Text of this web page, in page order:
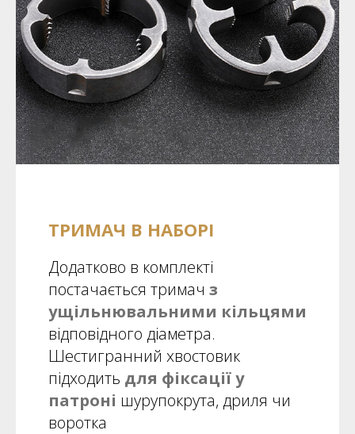
ТРИМАЧ В НАБОРІ
Додатково в комплекті
постачається тримач з
ущільнювальними кільцями
відповідного діаметра.
Шестигранний хвостовик
підходить для фіксації у
патроні шурупокрута, дриля чи
воротка